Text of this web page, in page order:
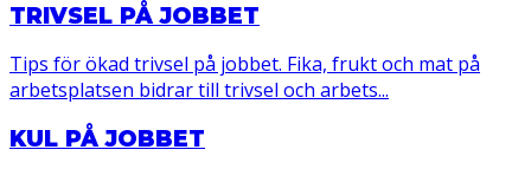
TRIVSEL PÅ JOBBET
Tips för ökad trivsel på jobbet. Fika, frukt och mat på
arbetsplatsen bidrar till trivsel och arbets...
KUL PÅ JOBBET